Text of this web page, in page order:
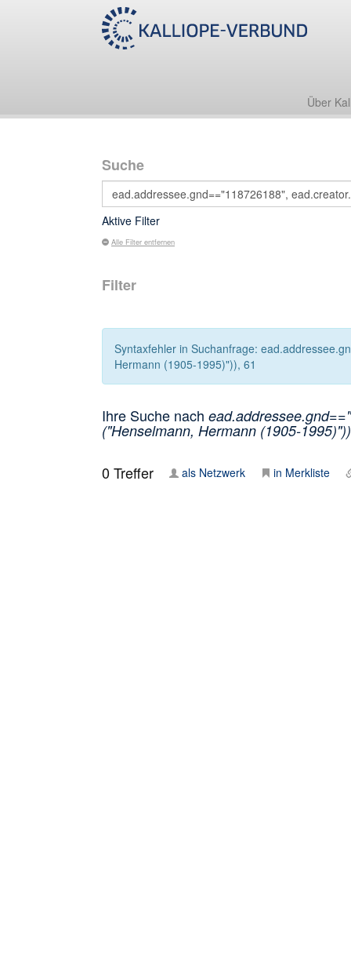
Über
Suche
Aktive Filter
Alle Filter entfernen
Filter
Syntaxfehler in Suchanfrage:
Hermann (1905-1995)")), 61
Ihre Suche nach
("Henselmann, Hermann (1905-1995)"))
0Treffer als Netzwerk in Merkliste